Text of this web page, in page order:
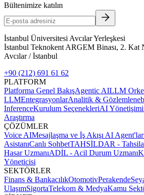
Bültenimize katılın
İstanbul Üniversitesi Avcılar Yerleşkesi
İstanbul Teknokent ARGEM Binası, 2. Kat
Avcılar / İstanbul
+90 (212) 691 61 62
PLATFORM
Platforma Genel BakışAgentic AILLM
LLMEntegrasyonlarAnalitik &
InferenceKurulum SeçenekleriAI
Araştırma
ÇÖZÜMLER
Voice AIMesajlaşma ve İş Akışı AI
AsistanıCanlı SohbetTAHSİLDAR -
Hasar UzmanıADİL - Acil Durum Uzmanı
Yöneticisi
SEKTÖRLER
Finans & BankacılıkOtomotivPerakende
UlaşımSigortaTelekom & MedyaKamu